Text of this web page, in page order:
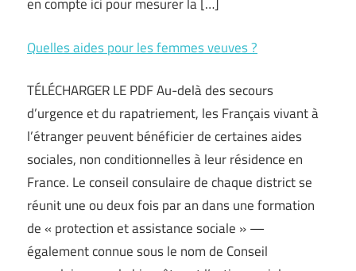
Quelles aides pour les femmes veuves ?
TÉLÉCHARGER LE PDF Au-delà des secours
d’urgence et du rapatriement, les Français vivant à
l’étranger peuvent bénéficier de certaines aides
sociales, non conditionnelles à leur résidence en
France. Le conseil consulaire de chaque district se
réunit une ou deux fois par an dans une formation
de « protection et assistance sociale » —
également connue sous le nom de Conseil